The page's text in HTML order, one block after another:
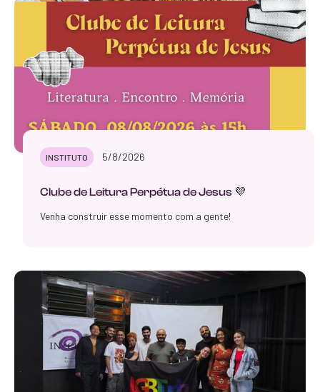
INSTITUTO 5/8/2026
Clube de Leitura Perpétua de Jesus 💜
Venha construir esse momento com a gente!